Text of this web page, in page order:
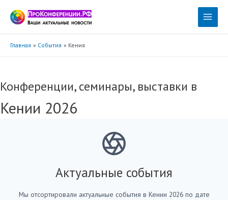
содержимому
Main
Главная События Кения
Конференции, семинары, выставки в
Кении 2026
Актуальные события
Мы отсортировали актуальные события в Кении 2026 по дате